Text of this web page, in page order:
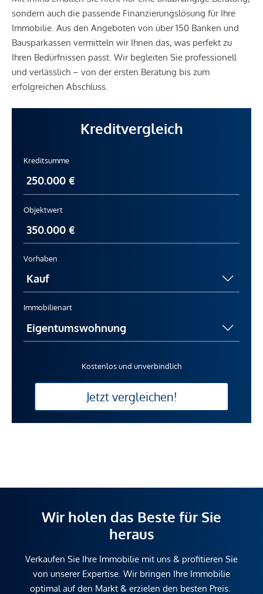
sondern auch die passende Finanzierungslösung für Ihre
Immobilie. Aus den Angeboten von über 150 Banken und
Bausparkassen vermitteln wir Ihnen das, was perfekt zu
Ihren Bedürfnissen passt. Wir begleiten Sie professionell
und verlässlich – von der ersten Beratung bis zum
erfolgreichen Abschluss.
Kreditvergleich
Kreditsumme
Objektwert
Vorhaben
Immobilienart
Kostenlos und unverbindlich
Jetzt vergleichen!
Wir holen das Beste für Sie
heraus
Verkaufen Sie Ihre Immobilie mit uns & profitieren Sie
von unserer Expertise. Wir bringen Ihre Immobilie
optimal auf den Markt & erzielen den besten Preis.